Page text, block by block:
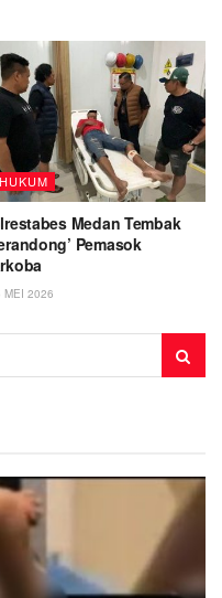
HUKUM
Medan Tembak
Pemasok
MEI 2026